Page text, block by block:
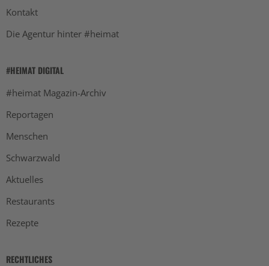
Kontakt
Die Agentur hinter #heimat
#HEIMAT DIGITAL
#heimat Magazin-Archiv
Reportagen
Menschen
Schwarzwald
Aktuelles
Restaurants
Rezepte
RECHTLICHES